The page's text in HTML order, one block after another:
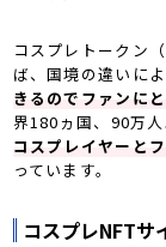
コスプレトークン
ば、国境の違いに
きるのでファンに
界180ヵ国、90万人
コスプレイヤーと
っています。
コスプレNFTサ